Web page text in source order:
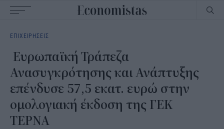
navigation
ΕΠΙΧΕΙΡΗΣΕΙΣ
Ευρωπαϊκή Τράπεζα
Ανασυγκρότησης και Ανάπτυξης
επένδυσε 57,5 εκατ. ευρώ στην
ομολογιακή έκδοση της ΓΕΚ
ΤΕΡΝΑ